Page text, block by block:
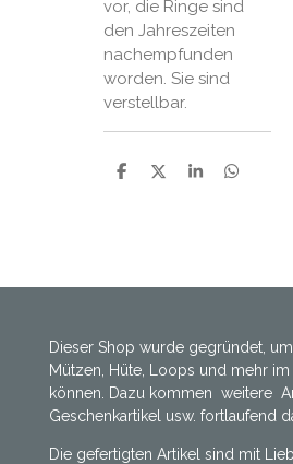
vor, die Ringe sind
den Jahreszeiten
nachempfunden
worden. Sie sind
verstellbar.
T
T
T
T
Dieser Shop wurde gegründet,
Mützen, Hüte, Loops und mehr
können. Dazu kommen weitere
Geschenkartikel usw. fortlaufend
Die gefertigten Artikel sind mit